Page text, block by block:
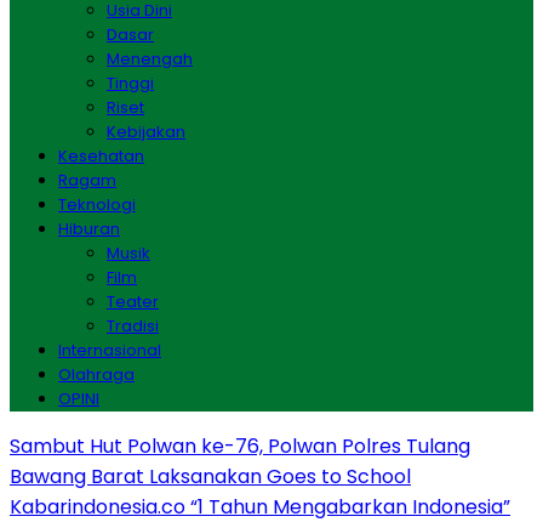
Usia Dini
Dasar
Menengah
Tinggi
Riset
Kebijakan
Kesehatan
Ragam
Teknologi
Hiburan
Musik
Film
Teater
Tradisi
Internasional
Olahraga
OPINI
Sambut Hut Polwan ke-76, Polwan Polres Tulang
Bawang Barat Laksanakan Goes to School
Kabarindonesia.co “1 Tahun Mengabarkan Indonesia”